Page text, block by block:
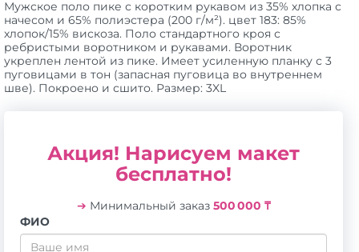
Мужское поло пике с коротким рукавом из 35% хлопка с
начесом и 65% полиэстера (200 г/м²). цвет 183: 85%
хлопок/15% вискоза. Поло стандартного кроя с
ребристыми воротником и рукавами. Воротник
укреплен лентой из пике. Имеет усиленную планку с 3
пуговицами в тон (запасная пуговица ​​во внутреннем
шве). Покроено и сшито. Размер: 3XL
Акция! Нарисуем макет
бесплатно!
➔ Минимальный заказ 500 000 ₸
ФИО